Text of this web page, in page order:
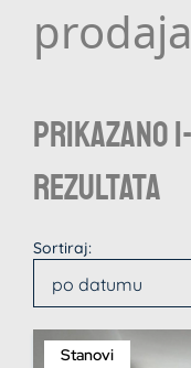
prodaja
Prikazano
rezultata
Sortiraj:
po datumu
Stanovi